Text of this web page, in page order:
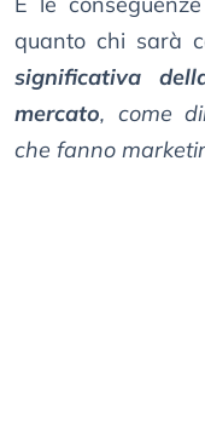
quanto chi sarà
significativa
mercato, come
che fanno